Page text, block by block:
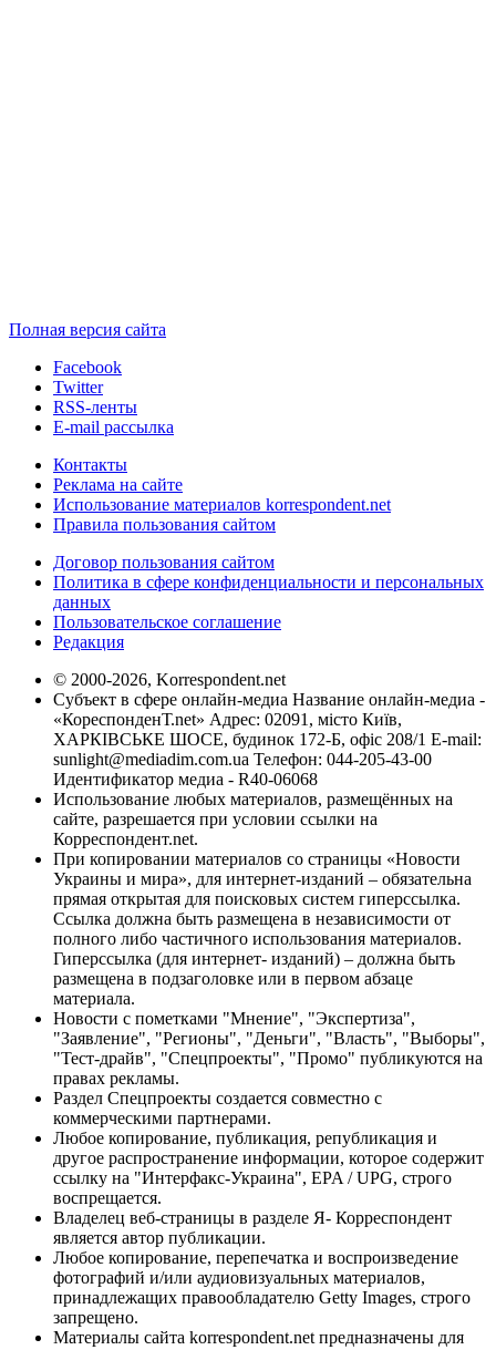
Полная версия сайта
Facebook
Twitter
RSS-ленты
E-mail рассылка
Контакты
Реклама на сайте
Использование материалов korrespondent.net
Правила пользования сайтом
Договор пользования сайтом
Политика в сфере конфиденциальности и персональных
данных
Пользовательское соглашение
Редакция
© 2000-2026, Korrespondent.net
Субъект в сфере онлайн-медиа Название онлайн-медиа -
«КореспонденТ.net» Адрес: 02091, місто Київ,
ХАРКІВСЬКЕ ШОСЕ, будинок 172-Б, офіс 208/1 E-mail:
sunlight@mediadim.com.ua Телефон: 044-205-43-00
Идентификатор медиа - R40-06068
Использование любых материалов, размещённых на
сайте, разрешается при условии ссылки на
Корреспондент.net.
При копировании материалов со страницы «Новости
Украины и мира», для интернет-изданий – обязательна
прямая открытая для поисковых систем гиперссылка.
Ссылка должна быть размещена в независимости от
полного либо частичного использования материалов.
Гиперссылка (для интернет- изданий) – должна быть
размещена в подзаголовке или в первом абзаце
материала.
Новости с пометками "Мнение", "Экспертиза",
"Заявление", "Регионы", "Деньги", "Власть", "Выборы",
"Тест-драйв", "Спецпроекты", "Промо" публикуются на
правах рекламы.
Раздел Спецпроекты создается совместно с
коммерческими партнерами.
Любое копирование, публикация, републикация и
другое распространение информации, которое содержит
ссылку на "Интерфакс-Украина", EPA / UPG, строго
воспрещается.
Владелец веб-страницы в разделе Я- Корреспондент
является автор публикации.
Любое копирование, перепечатка и воспроизведение
фотографий и/или аудиовизуальных материалов,
принадлежащих правообладателю Getty Images, строго
запрещено.
Материалы сайта korrespondent.net предназначены для